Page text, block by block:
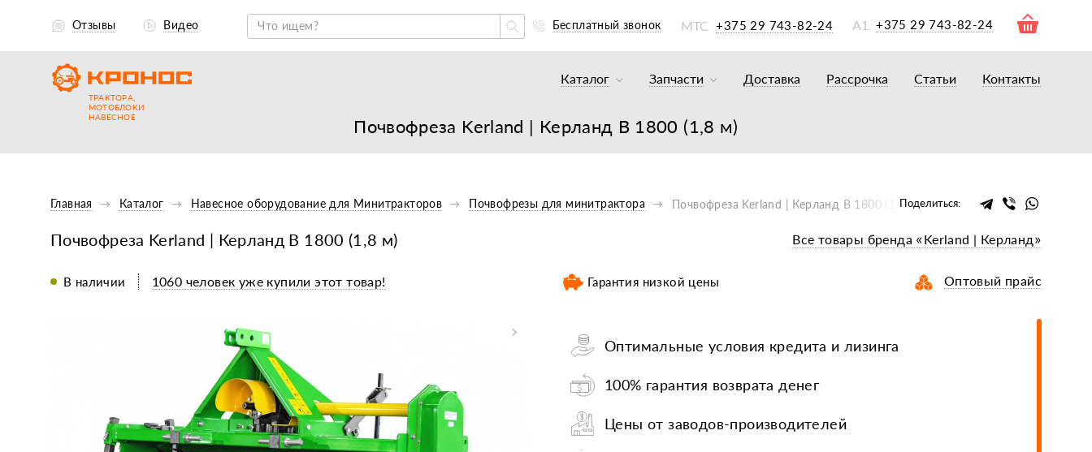
Почвофреза Kerland | Керланд B 1800 (1,8 м)
Отзывы Видео Бесплатный звонок МТС +375 29 743-82-24 А1 +375 29 743-82-24
ТРАКТОРА,
МОТОБЛОКИ
НАВЕСНОЕ
Каталог
Грузовики
Навесное оборудование для мотоблоков
Прицепы
Запчасти
Запчасти
К минитракторам
К мотоблочному навесному оборудованию
Двигатели
Подшипники, сальники, ремни
Прочее
Шины, камеры, диски, колёса
Доставка Рассрочка Статьи Контакты
Главная Каталог Навесное оборудование для Минитракторов Почвофрезы для минитрактора Почвофреза Kerland | Керланд B 1800 (1,8 м)Поделиться:
Почвофреза Kerland | Керланд B 1800 (1,8 м) Все товары бренда «Kerland | Керланд»
В наличии 1060 человек уже купили этот товар! Гарантия низкой цены Оптовый прайс
Оптимальные условия кредита и лизинга
100% гарантия возврата денег
Цены от заводов-производителей